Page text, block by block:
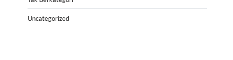
Uncategorized